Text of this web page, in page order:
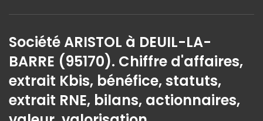
Société ARISTOL à DEUIL-LA-
BARRE (95170). Chiffre d'affaires,
extrait Kbis, bénéfice, statuts,
extrait RNE, bilans, actionnaires,